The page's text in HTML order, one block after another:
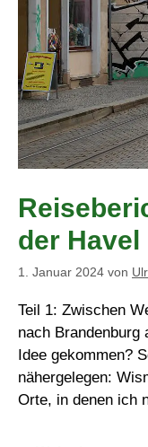
der Havel
1. Januar 2024 von
Teil 1: Zwischen
nach
Idee gekommen?
nähergelegen:
Orte, in denen ich